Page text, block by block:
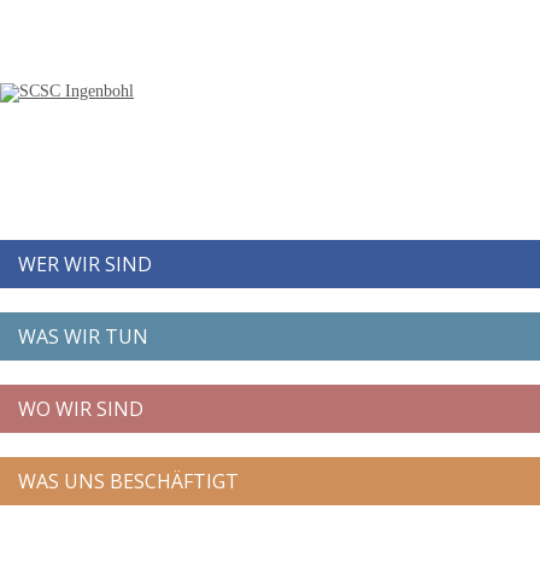
WER WIR SIND
WAS WIR TUN
WO WIR SIND
WAS UNS BESCHÄFTIGT